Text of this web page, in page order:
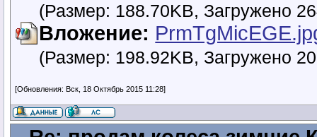
(Размер: 188.70KB, Загружено
Вложение:
(Размер: 198.92KB, Загружено
[Обновления: Вск, 18 Октябрь 2015 11:28]